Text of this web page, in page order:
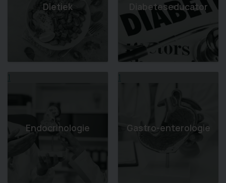
Dietiek Diabeteseducator
1
Endocrinologie
1
Gastro-enterologie